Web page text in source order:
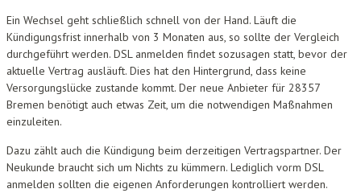
Ein Wechsel geht schließlich schnell von der Hand. Läuft die
Kündigungsfrist innerhalb von 3 Monaten aus, so sollte der Vergleich
durchgeführt werden. DSL anmelden findet sozusagen statt, bevor der
aktuelle Vertrag ausläuft. Dies hat den Hintergrund, dass keine
Versorgungslücke zustande kommt. Der neue Anbieter für 28357
Bremen benötigt auch etwas Zeit, um die notwendigen Maßnahmen
einzuleiten.
Dazu zählt auch die Kündigung beim derzeitigen Vertragspartner. Der
Neukunde braucht sich um Nichts zu kümmern. Lediglich vorm DSL
anmelden sollten die eigenen Anforderungen kontrolliert werden.